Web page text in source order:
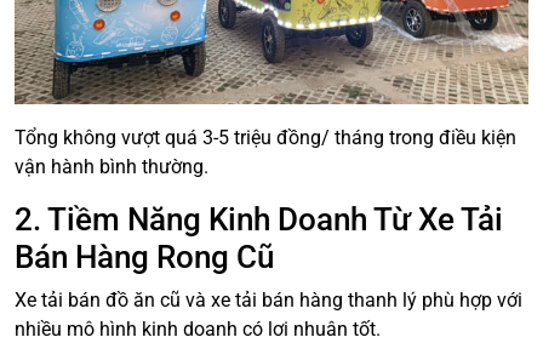
Tổng không vượt quá 3-5 triệu đồng/ tháng trong điều kiện
vận hành bình thường.
2. Tiềm Năng Kinh Doanh Từ Xe Tải
Bán Hàng Rong Cũ
Xe tải bán đồ ăn cũ và xe tải bán hàng thanh lý phù hợp với
nhiều mô hình kinh doanh có lợi nhuận tốt.